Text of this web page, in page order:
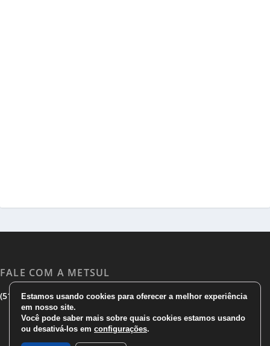
FALE COM A METSUL
(51) 3533 1983|(51)3785 7752| comercial@metsul.com
Estamos usando cookies para oferecer a melhor experiência
em nosso site.
Você pode saber mais sobre quais cookies estamos usando
ou desativá-los em configurações.